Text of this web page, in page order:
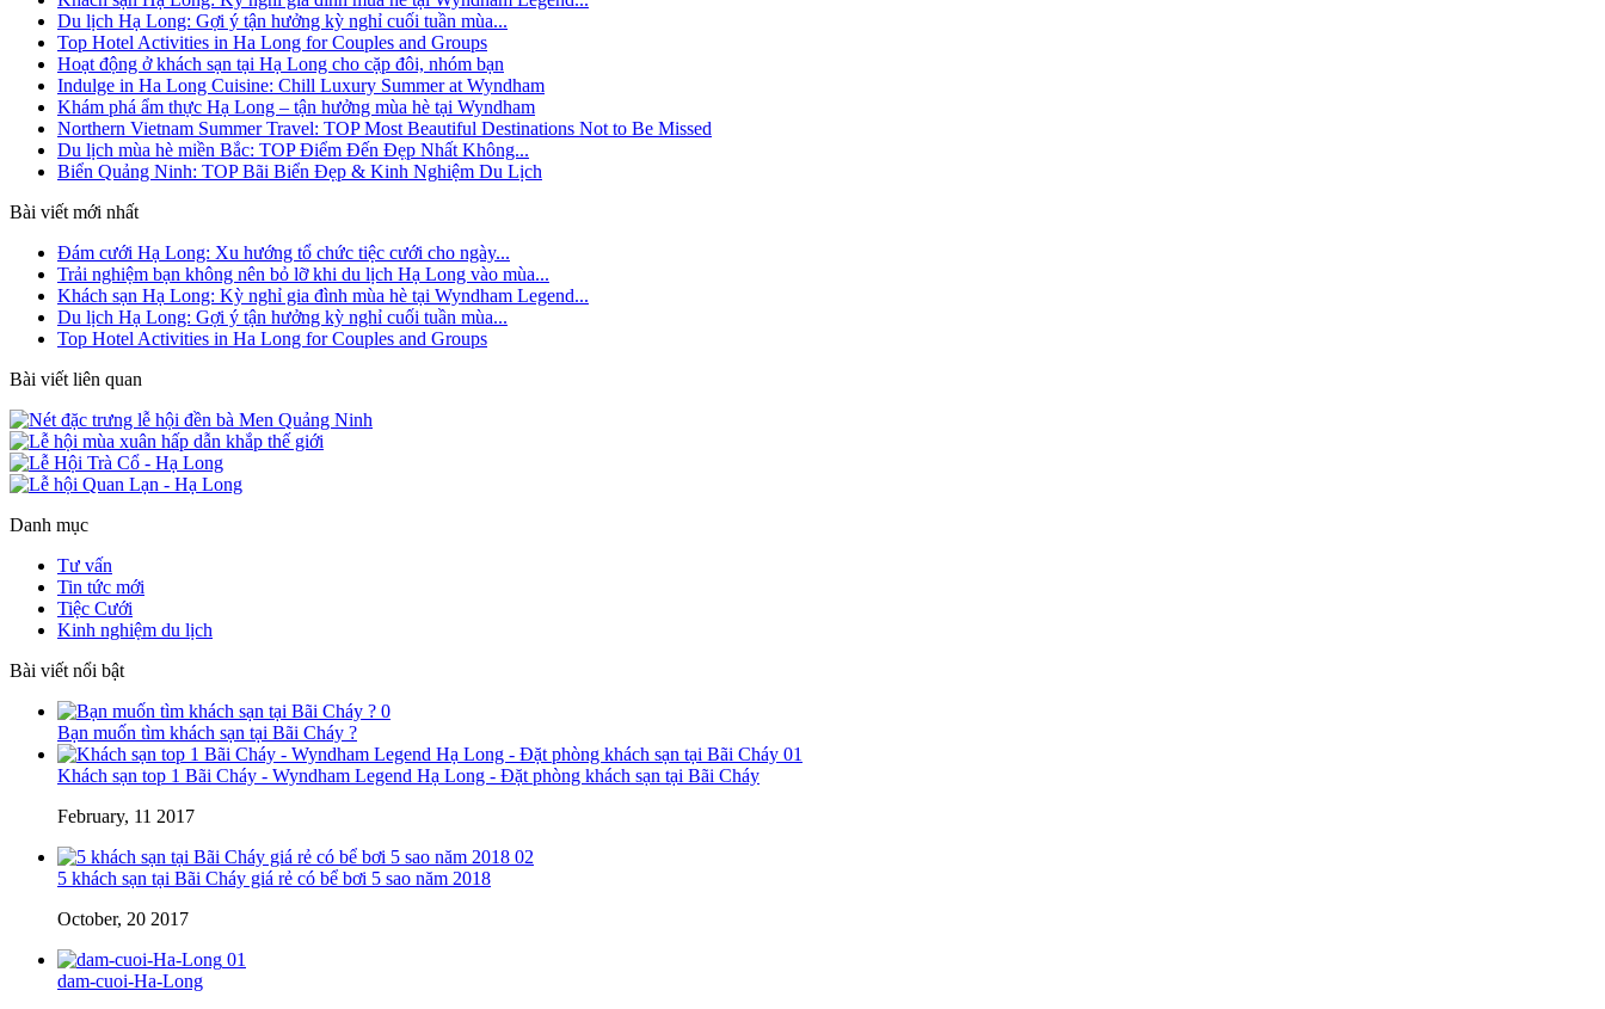
Du lịch Hạ Long: Gợi ý tận hưởng kỳ nghỉ cuối tuần mùa...
Top Hotel Activities in Ha Long for Couples and Groups
Hoạt động ở khách sạn tại Hạ Long cho cặp đôi, nhóm bạn
Indulge in Ha Long Cuisine: Chill Luxury Summer at Wyndham
Khám phá ẩm thực Hạ Long – tận hưởng mùa hè tại Wyndham
Northern Vietnam Summer Travel: TOP Most Beautiful Destinations Not to Be Missed
Du lịch mùa hè miền Bắc: TOP Điểm Đến Đẹp Nhất Không...
Biển Quảng Ninh: TOP Bãi Biển Đẹp & Kinh Nghiệm Du Lịch
Bài viết mới nhất
Đám cưới Hạ Long: Xu hướng tổ chức tiệc cưới cho ngày...
Trải nghiệm bạn không nên bỏ lỡ khi du lịch Hạ Long vào mùa...
Khách sạn Hạ Long: Kỳ nghỉ gia đình mùa hè tại Wyndham Legend...
Du lịch Hạ Long: Gợi ý tận hưởng kỳ nghỉ cuối tuần mùa...
Top Hotel Activities in Ha Long for Couples and Groups
Bài viết liên quan
Danh mục
Tư vấn
Tin tức mới
Tiệc Cưới
Kinh nghiệm du lịch
Bài viết nổi bật
0
Bạn muốn tìm khách sạn tại Bãi Cháy ?
01
Khách sạn top 1 Bãi Cháy - Wyndham Legend Hạ Long - Đặt phòng khách sạn tại Bãi Cháy
February, 11 2017
02
5 khách sạn tại Bãi Cháy giá rẻ có bể bơi 5 sao năm 2018
October, 20 2017
01
dam-cuoi-Ha-Long